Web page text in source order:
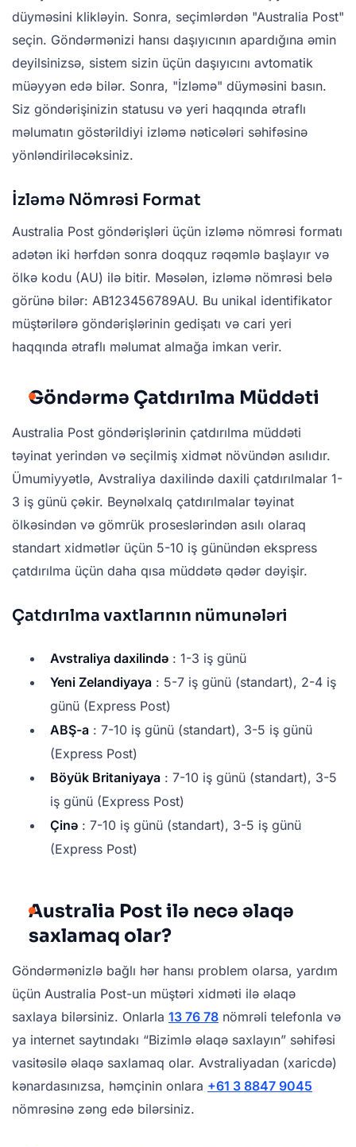
düyməsini klikləyin. Sonra, seçimlərdən "Australia Post"
seçin. Göndərmənizi hansı daşıyıcının apardığına əmin
deyilsinizsə, sistem sizin üçün daşıyıcını avtomatik
müəyyən edə bilər. Sonra, "İzləmə" düyməsini basın.
Siz göndərişinizin statusu və yeri haqqında ətraflı
məlumatın göstərildiyi izləmə nəticələri səhifəsinə
yönləndiriləcəksiniz.
İzləmə Nömrəsi Format
Australia Post göndərişləri üçün izləmə nömrəsi formatı
adətən iki hərfdən sonra doqquz rəqəmlə başlayır və
ölkə kodu (AU) ilə bitir. Məsələn, izləmə nömrəsi belə
görünə bilər: AB123456789AU. Bu unikal identifikator
müştərilərə göndərişlərinin gedişatı və cari yeri
haqqında ətraflı məlumat almağa imkan verir.
Göndərmə Çatdırılma Müddəti
Australia Post göndərişlərinin çatdırılma müddəti
təyinat yerindən və seçilmiş xidmət növündən asılıdır.
Ümumiyyətlə, Avstraliya daxilində daxili çatdırılmalar 1-
3 iş günü çəkir. Beynəlxalq çatdırılmalar təyinat
ölkəsindən və gömrük proseslərindən asılı olaraq
standart xidmətlər üçün 5-10 iş günündən ekspress
çatdırılma üçün daha qısa müddətə qədər dəyişir.
Çatdırılma vaxtlarının nümunələri
Avstraliya daxilində : 1-3 iş günü
Yeni Zelandiyaya : 5-7 iş günü (standart), 2-4 iş
günü (Express Post)
ABŞ-a : 7-10 iş günü (standart), 3-5 iş günü
(Express Post)
Böyük Britaniyaya : 7-10 iş günü (standart), 3-5
iş günü (Express Post)
Çinə : 7-10 iş günü (standart), 3-5 iş günü
(Express Post)
Australia Post ilə necə əlaqə
saxlamaq olar?
Göndərmənizlə bağlı hər hansı problem olarsa, yardım
üçün Australia Post-un müştəri xidməti ilə əlaqə
saxlaya bilərsiniz. Onlarla 13 76 78 nömrəli telefonla və
ya internet saytındakı “Bizimlə əlaqə saxlayın” səhifəsi
vasitəsilə əlaqə saxlamaq olar. Avstraliyadan (xaricdə)
kənardasınızsa, həmçinin onlara +61 3 8847 9045
nömrəsinə zəng edə bilərsiniz.